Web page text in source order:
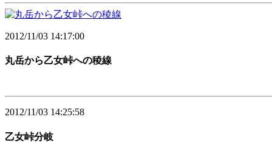
2012/11/03 14:17:00
丸岳から乙女峠への稜線
2012/11/03 14:25:58
乙女峠分岐